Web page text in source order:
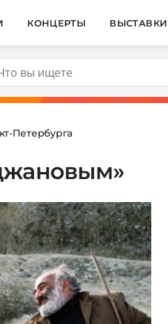
КОНЦЕРТЫ ВЫСТАВКИ
Петербурга